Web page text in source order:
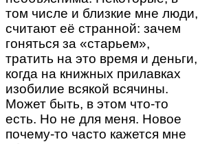
том числе и близкие мне люди,
считают её странной: зачем
гоняться за «старьем»,
тратить на это время и деньги,
когда на книжных прилавках
изобилие всякой всячины.
Может быть, в этом что-то
есть. Но не для меня. Новое
почему-то часто кажется мне